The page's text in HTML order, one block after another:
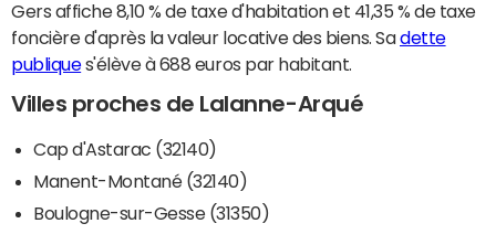
Gers affiche 8,10 % de taxe d'habitation et 41,35 % de taxe
foncière d'après la valeur locative des biens. Sadette
publiques'élève à 688 euros par habitant.
Villes proches de Lalanne-Arqué
Cap d'Astarac (32140)
Manent-Montané (32140)
Boulogne-sur-Gesse (31350)